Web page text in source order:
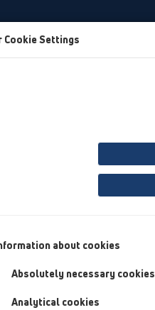
Cookie Settings
about cookies
Absolutely necessary cookies
Analytical cookies